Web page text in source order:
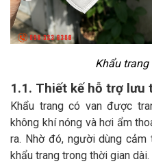
Khẩu trang
1.1. Thiết kế hỗ trợ lưu
Khẩu trang có van được
không khí nóng và hơi ẩm
ra. Nhờ đó, người dùng
khẩu trang trong thời gian dài.